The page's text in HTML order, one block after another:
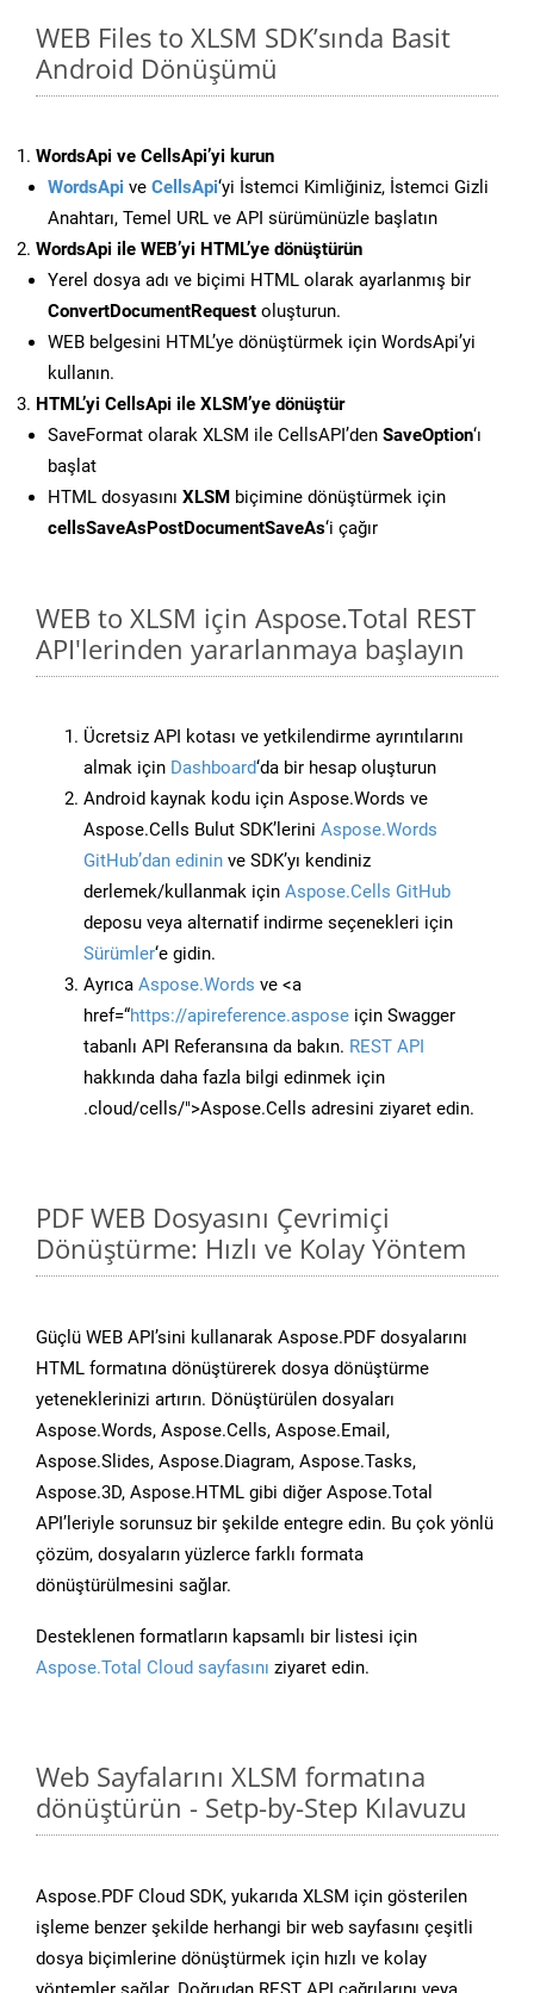
WEB Files to XLSM SDK’sında Basit
Android Dönüşümü
WordsApi ve CellsApi’yi kurun
WordsApi ve CellsApi‘yi İstemci Kimliğiniz, İstemci Gizli
Anahtarı, Temel URL ve API sürümünüzle başlatın
WordsApi ile WEB’yi HTML’ye dönüştürün
Yerel dosya adı ve biçimi HTML olarak ayarlanmış bir
ConvertDocumentRequest oluşturun.
WEB belgesini HTML’ye dönüştürmek için WordsApi’yi
kullanın.
HTML’yi CellsApi ile XLSM’ye dönüştür
SaveFormat olarak XLSM ile CellsAPI’den SaveOption‘ı
başlat
HTML dosyasını XLSM biçimine dönüştürmek için
cellsSaveAsPostDocumentSaveAs‘i çağır
WEB to XLSM için Aspose.Total REST
API'lerinden yararlanmaya başlayın
Ücretsiz API kotası ve yetkilendirme ayrıntılarını
almak için Dashboard‘da bir hesap oluşturun
Android kaynak kodu için Aspose.Words ve
Aspose.Cells Bulut SDK’lerini Aspose.Words
GitHub’dan edinin ve SDK’yı kendiniz
derlemek/kullanmak için Aspose.Cells GitHub
deposu veya alternatif indirme seçenekleri için
Sürümler‘e gidin.
Ayrıca Aspose.Words ve <a
href=“https://apireference.aspose için Swagger
tabanlı API Referansına da bakın. REST API
hakkında daha fazla bilgi edinmek için
.cloud/cells/">Aspose.Cells adresini ziyaret edin.
PDF WEB Dosyasını Çevrimiçi
Dönüştürme: Hızlı ve Kolay Yöntem
Güçlü WEB API’sini kullanarak Aspose.PDF dosyalarını
HTML formatına dönüştürerek dosya dönüştürme
yeteneklerinizi artırın. Dönüştürülen dosyaları
Aspose.Words, Aspose.Cells, Aspose.Email,
Aspose.Slides, Aspose.Diagram, Aspose.Tasks,
Aspose.3D, Aspose.HTML gibi diğer Aspose.Total
API’leriyle sorunsuz bir şekilde entegre edin. Bu çok yönlü
çözüm, dosyaların yüzlerce farklı formata
dönüştürülmesini sağlar.
Desteklenen formatların kapsamlı bir listesi için
Aspose.Total Cloud sayfasını ziyaret edin.
Web Sayfalarını XLSM formatına
dönüştürün - Setp-by-Step Kılavuzu
Aspose.PDF Cloud SDK, yukarıda XLSM için gösterilen
işleme benzer şekilde herhangi bir web sayfasını çeşitli
dosya biçimlerine dönüştürmek için hızlı ve kolay